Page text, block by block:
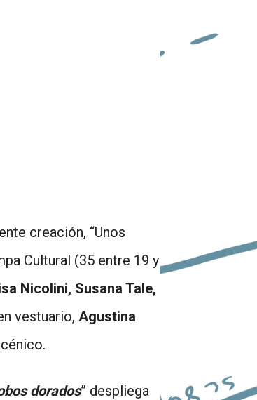
creación, “Unos
Cultural (35 entre 19 y
Nicolini, Susana Tale,
vestuario, Agustina
dorados” despliega